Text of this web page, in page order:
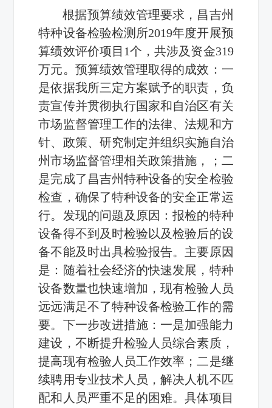
根据预算绩效管理要求，昌吉州
特种设备检验检测所2019年度开展预
算绩效评价项目 1个，共涉及资金319
万元。预算绩效管理取得的成效：一
是依据我所三定方案赋予的职责，负
责宣传并贯彻执行国家和自治区有关
市场监督管理工作的法律、法规和方
针、政策、研究制定并组织实施自治
州市场监督管理相关政策措施，；二
是完成了昌吉州特种设备的安全检验
检查，确保了特种设备的安全正常运
行。发现的问题及原因：报检的特种
设备得不到及时检验以及检验后的设
备不能及时出具检验报告。主要原因
是：随着社会经济的快速发展，特种
设备数量也快速增加，现有检验人员
远远满足不了特种设备检验工作的需
要。下一步改进措施：一是加强能力
建设，不断提升检验人员综合素质，
提高现有检验人员工作效率；二是继
续聘用专业技术人员，解决人机不匹
配和人员严重不足的困难。具体项目